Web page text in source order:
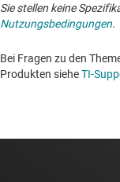
Sie stellen keine
Nutzungsbedingungen.
Bei Fragen zu den
Produkten sieheTI-